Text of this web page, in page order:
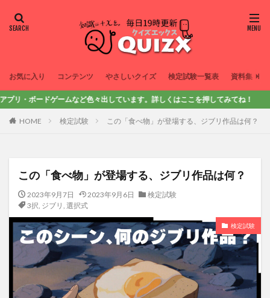
お気に入り コンテンツ やさしいクイズ 検定試験一覧表 資料集
出しています。詳しくはここを押してみてね！
HOME 検定試験 この「食べ物」が登場する、ジブリ作品は何？
この「食べ物」が登場する、ジブリ作品は何？
2023年9月7日 2023年9月6日
検定試験
3択, ジブリ , 選択式
検定試験